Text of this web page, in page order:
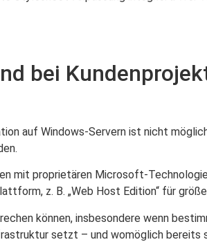
bei
auf Windows-Servern ist nicht
mit proprietären Microsoft-
z. B. „Web Host Edition“ für
können, insbesondere wenn
setzt – und womöglich bereits